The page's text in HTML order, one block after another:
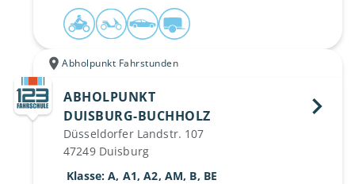
Abholpunkt Fahrstunden
ABHOLPUNKT
DUISBURG-BUCHHOLZ
Düsseldorfer Landstr. 107
47249 Duisburg
Klasse: A, A1, A2, AM, B, BE